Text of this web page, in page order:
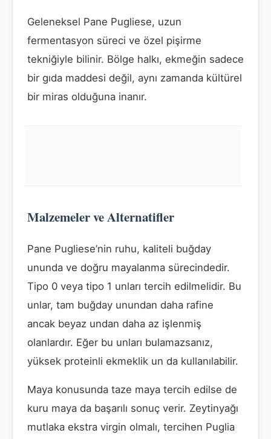
Geleneksel Pane Pugliese, uzun
fermentasyon süreci ve özel pişirme
tekniğiyle bilinir. Bölge halkı, ekmeğin sadece
bir gıda maddesi değil, aynı zamanda kültürel
bir miras olduğuna inanır.
Malzemeler ve Alternatifler
Pane Pugliese’nin ruhu, kaliteli buğday
ununda ve doğru mayalanma sürecindedir.
Tipo 0 veya tipo 1 unları tercih edilmelidir. Bu
unlar, tam buğday unundan daha rafine
ancak beyaz undan daha az işlenmiş
olanlardır. Eğer bu unları bulamazsanız,
yüksek proteinli ekmeklik un da kullanılabilir.
Maya konusunda taze maya tercih edilse de
kuru maya da başarılı sonuç verir. Zeytinyağı
mutlaka ekstra virgin olmalı, tercihen Puglia